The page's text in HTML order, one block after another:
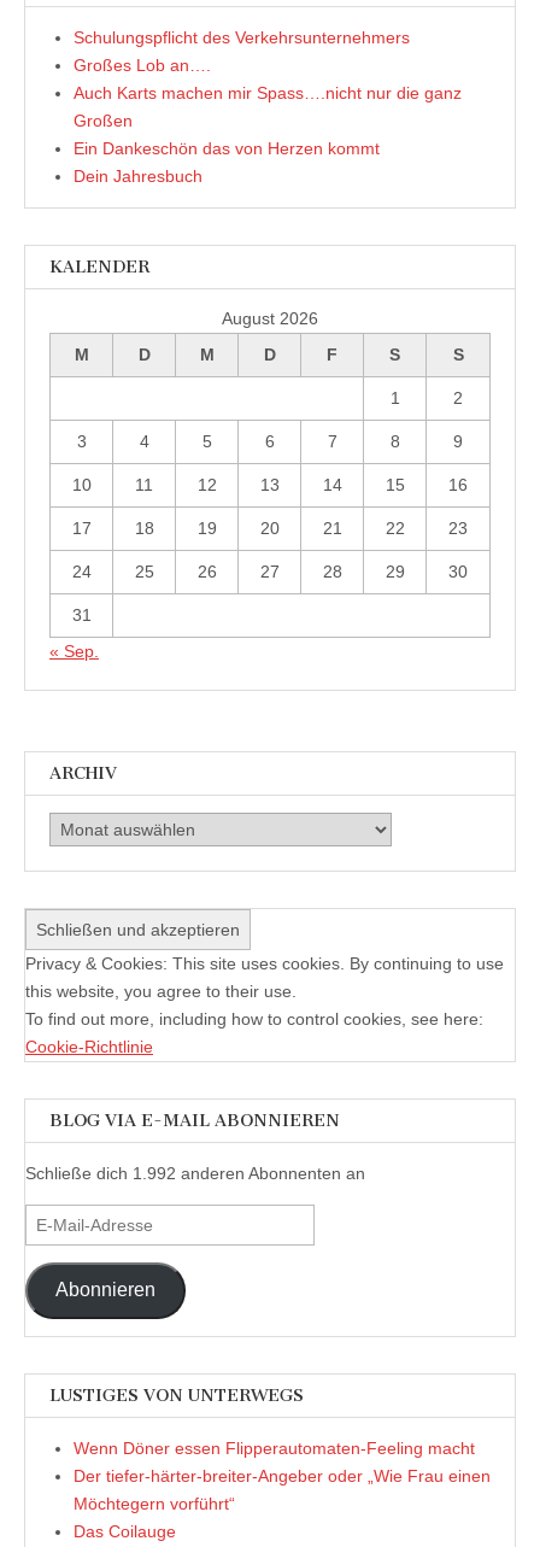
Schulungspflicht des Verkehrsunternehmers
Großes Lob an….
Auch Karts machen mir Spass….nicht nur die ganz
Großen
Ein Dankeschön das von Herzen kommt
Dein Jahresbuch
KALENDER
August 2026
M
D M D F S S
1 2
3 4 5 6 7 8 9
10 11 12 13 14 15 16
17 18 19 20 21 22 23
24 25 26 27 28 29 30
31
« Sep.
ARCHIV
Archiv
Privacy & Cookies: This site uses cookies. By continuing to use
this website, you agree to their use.
To find out more, including how to control cookies, see here:
Cookie-Richtlinie
BLOG VIA E-MAIL ABONNIEREN
Schließe dich 1.992 anderen Abonnenten an
E-
Mail-
Adresse
Abonnieren
LUSTIGES VON UNTERWEGS
Wenn Döner essen Flipperautomaten-Feeling macht
Der tiefer-härter-breiter-Angeber oder „Wie Frau einen
Möchtegern vorführt“
Das Coilauge